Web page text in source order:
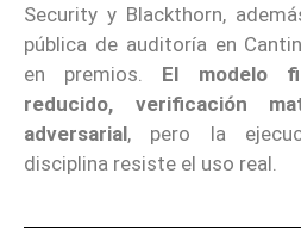
Security y Blackthorn,
pública de auditoría en
en premios. El modelo
reducido, verificación
adversarial, pero la
disciplina resiste el uso real.